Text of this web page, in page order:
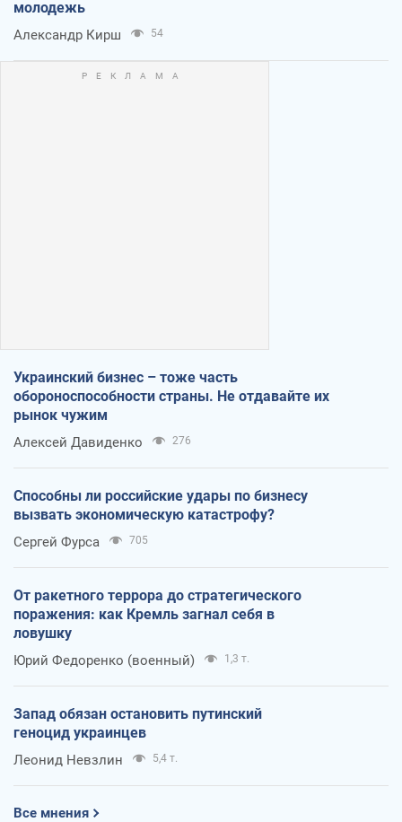
молодежь
Александр Кирш 54
Украинский бизнес – тоже часть
обороноспособности страны. Не отдавайте их
рынок чужим
Алексей Давиденко 276
Способны ли российские удары по бизнесу
вызвать экономическую катастрофу?
Сергей Фурса 705
От ракетного террора до стратегического
поражения: как Кремль загнал себя в
ловушку
Юрий Федоренко (военный) 1,3 т.
Запад обязан остановить путинский
геноцид украинцев
Леонид Невзлин 5,4 т.
Все мнения